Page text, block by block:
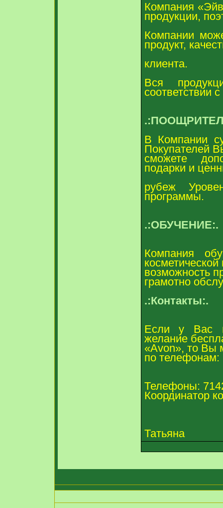
Компания
продукции,
Компании
продукт,
клиента.
Вся
соответствии
В Компании
Покупателей
сможете
подарки и
рубеж
программы.
.:ОБУЧЕНИЕ:.
Компания
возможность
грамотно
.:Контакты:.
Если у Вас
желание
«Avon», то Вы
по телефонам:
Телефоны:
Координатор
Татьяна